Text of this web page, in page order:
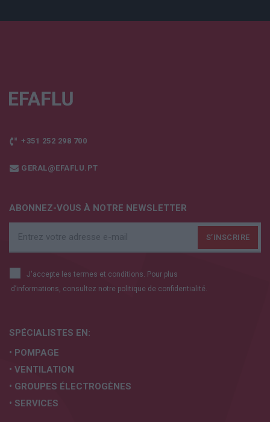
+351 252 298 700
GERAL@EFAFLU.PT
ABONNEZ-VOUS À NOTRE NEWSLETTER
J'accepte les termes et conditions. Pour plus
d’informations, consultez notre politique de confidentialité.
SPÉCIALISTES EN:
• POMPAGE
• VENTILATION
• GROUPES ÉLECTROGÈNES
• SERVICES